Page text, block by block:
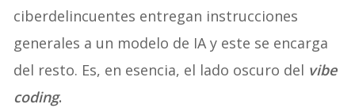
ciberdelincuentes entregan instrucciones
generales a un modelo de IA y este se encarga
del resto. Es, en esencia, el lado oscuro del vibe
coding.